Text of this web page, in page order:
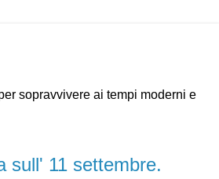
sopravvivere ai tempi moderni e
sull' 11 settembre.